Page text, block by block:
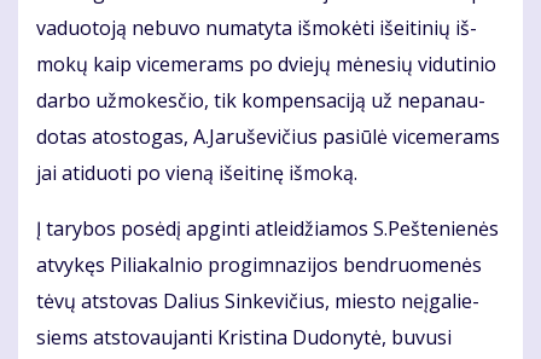
va­duo­to­ją ne­bu­vo nu­ma­ty­ta iš­mo­kė­ti iš­ei­ti­nių iš­
mo­kų kaip vi­ce­me­rams po dvie­jų mė­ne­sių vi­du­ti­nio
dar­bo už­mo­kes­čio, tik kom­pen­sa­ci­ją už ne­pa­nau­
do­tas atos­to­gas, A.Ja­ru­še­vi­čius pa­siū­lė vi­ce­me­rams
jai ati­duo­ti po vie­ną iš­ei­ti­nę iš­mo­ką.
Į ta­ry­bos po­sė­dį ap­gin­ti at­lei­džia­mos S.Peš­te­nie­nės
at­vy­kęs Pi­lia­kal­nio pro­gim­na­zi­jos ben­druo­me­nės
tė­vų at­sto­vas Da­lius Sin­ke­vi­čius, mies­to ne­įga­lie­
siems at­sto­vau­jan­ti Kris­ti­na Du­do­ny­tė, bu­vu­si